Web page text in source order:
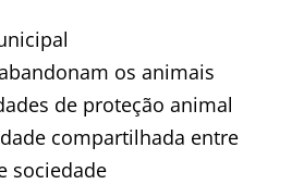
os animais
de proteção animal
compartilhada entre
sociedade